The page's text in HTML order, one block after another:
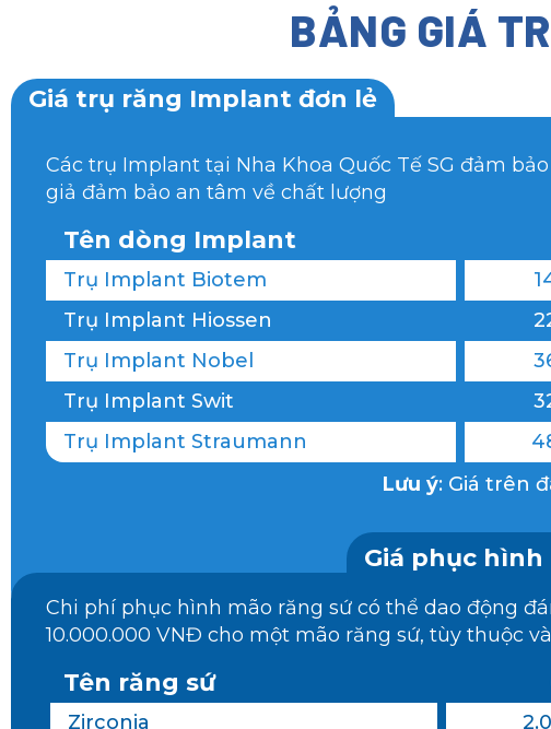
BẢNG GIÁ
Giá trụ răng Implant đơn lẻ
Các trụ Implant tại Nha Khoa Quốc Tế SG đảm
giả đảm bảo an tâm về chất lượng
Tên dòng Implant
Trụ Implant Biotem
Trụ Implant Hiossen
Trụ Implant Nobel
Trụ Implant Swit
Trụ Implant Straumann
Lưu ý: Giá trên
Giá phục
Chi phí phục hình mão răng sứ có thể dao động
10.000.000 VNĐ cho một mão răng sứ, tùy thuộc
Tên răng sứ
Zirconia